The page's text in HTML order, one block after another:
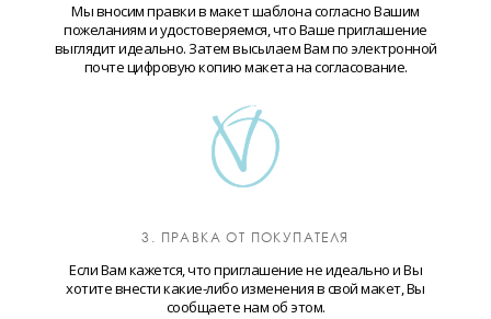
Мы вносим правки в макет шаблона согласно Вашим
пожеланиям и удостоверяемся, что Ваше приглашение
выглядит идеально. Затем высылаем Вам по электронной
почте цифровую копию макета на согласование.
3. ПРАВКА ОТ ПОКУПАТЕЛЯ
Если Вам кажется, что приглашение не идеально и Вы
хотите внести какие-либо изменения в свой макет, Вы
сообщаете нам об этом.